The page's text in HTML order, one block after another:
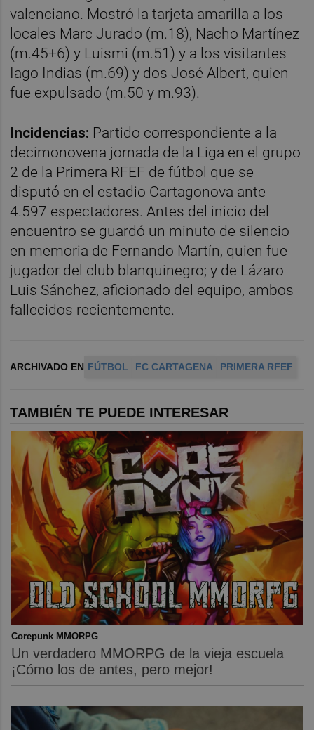
valenciano. Mostró la tarjeta amarilla a los
locales Marc Jurado (m.18), Nacho Martínez
(m.45+6) y Luismi (m.51) y a los visitantes
Iago Indias (m.69) y dos José Albert, quien
fue expulsado (m.50 y m.93).
Incidencias: Partido correspondiente a la
decimonovena jornada de la Liga en el grupo
2 de la Primera RFEF de fútbol que se
disputó en el estadio Cartagonova ante
4.597 espectadores. Antes del inicio del
encuentro se guardó un minuto de silencio
en memoria de Fernando Martín, quien fue
jugador del club blanquinegro; y de Lázaro
Luis Sánchez, aficionado del equipo, ambos
fallecidos recientemente.
ARCHIVADO EN FÚTBOL FC CARTAGENA PRIMERA RFEF
TAMBIÉN TE PUEDE INTERESAR
Corepunk MMORPG
Un verdadero MMORPG de la vieja escuela
¡Cómo los de antes, pero mejor!